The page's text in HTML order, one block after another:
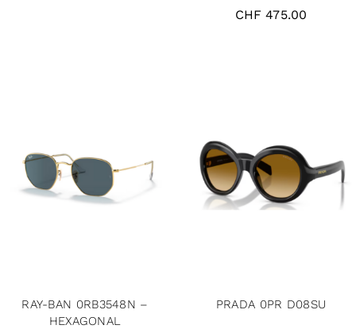
CHF 475.00
RAY-BAN 0RB3548N –
HEXAGONAL
PRADA 0PR D08SU